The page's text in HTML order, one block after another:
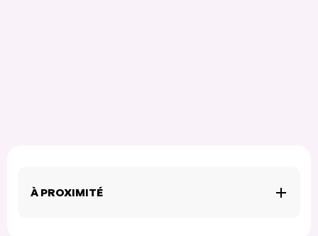
À PROXIMITÉ